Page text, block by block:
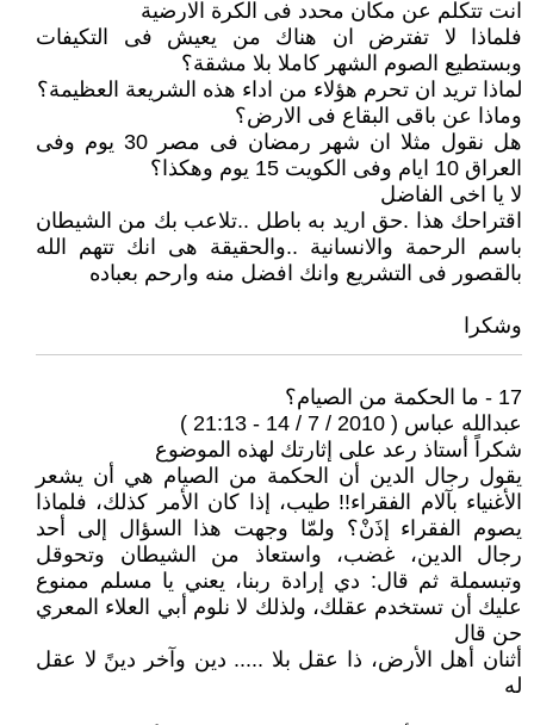
انت تتكلم عن مكان محدد فى الكرة الارضية
فلماذا لا تفترض ان هناك من يعيش فى التكيفات
وبستطيع الصوم الشهر كاملا بلا مشقة؟
لماذا تريد ان تحرم هؤلاء من اداء هذه الشريعة العظيمة؟
وماذا عن باقى البقاع فى الارض؟
هل نقول مثلا ان شهر رمضان فى مصر 30 يوم وفى
العراق 10 ايام وفى الكويت 15 يوم وهكذا؟
لا يا اخى الفاضل
اقتراحك هذا .حق اريد به باطل ..تلاعب بك من الشيطان
باسم الرحمة والانسانية ..والحقيقة هى انك تتهم الله
بالقصور فى التشريع وانك افضل منه وارحم بعباده
وشكرا
17 - ما الحكمة من الصيام؟
عبدالله عباس ( 2010 / 7 / 14 - 21:13 )
شكراً أستاذ رعد على إثارتك لهذه الموضوع
يقول رجال الدين أن الحكمة من الصيام هي أن يشعر
الأغنياء بآلام الفقراء!! طيب، إذا كان الأمر كذلك، فلماذا
يصوم الفقراء إذَنْ؟ ولمّا وجهت هذا السؤال إلى أحد
رجال الدين، غضب، واستعاذ من الشيطان وتحوقل
وتبسملة ثم قال: دي إرادة ربنا، يعني يا مسلم ممنوع
عليك أن تستخدم عقلك، ولذلك لا نلوم أبي العلاء المعري
حن قال
أثنان أهل الأرض، ذا عقل بلا ..... دين وآخر دينً لا عقل
له